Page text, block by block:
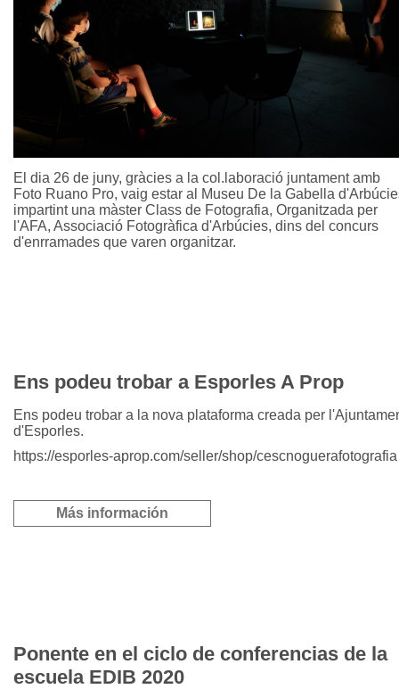
El dia 26 de juny, gràcies a la col.laboració juntament amb
Foto Ruano Pro, vaig estar al Museu De la Gabella
impartint una màster Class de Fotografia, Organitzada per
l'AFA, Associació Fotogràfica d'Arbúcies, dins del concurs
d'enrramades que varen organitzar.
Ens podeu trobar a Esporles A Prop
Ens podeu trobar a la nova plataforma creada per
d'Esporles.
https://esporles-aprop.com/seller/shop/cescnoguerafotografia
Más información
Ponente en el ciclo de conferencias de la
escuela EDIB 2020